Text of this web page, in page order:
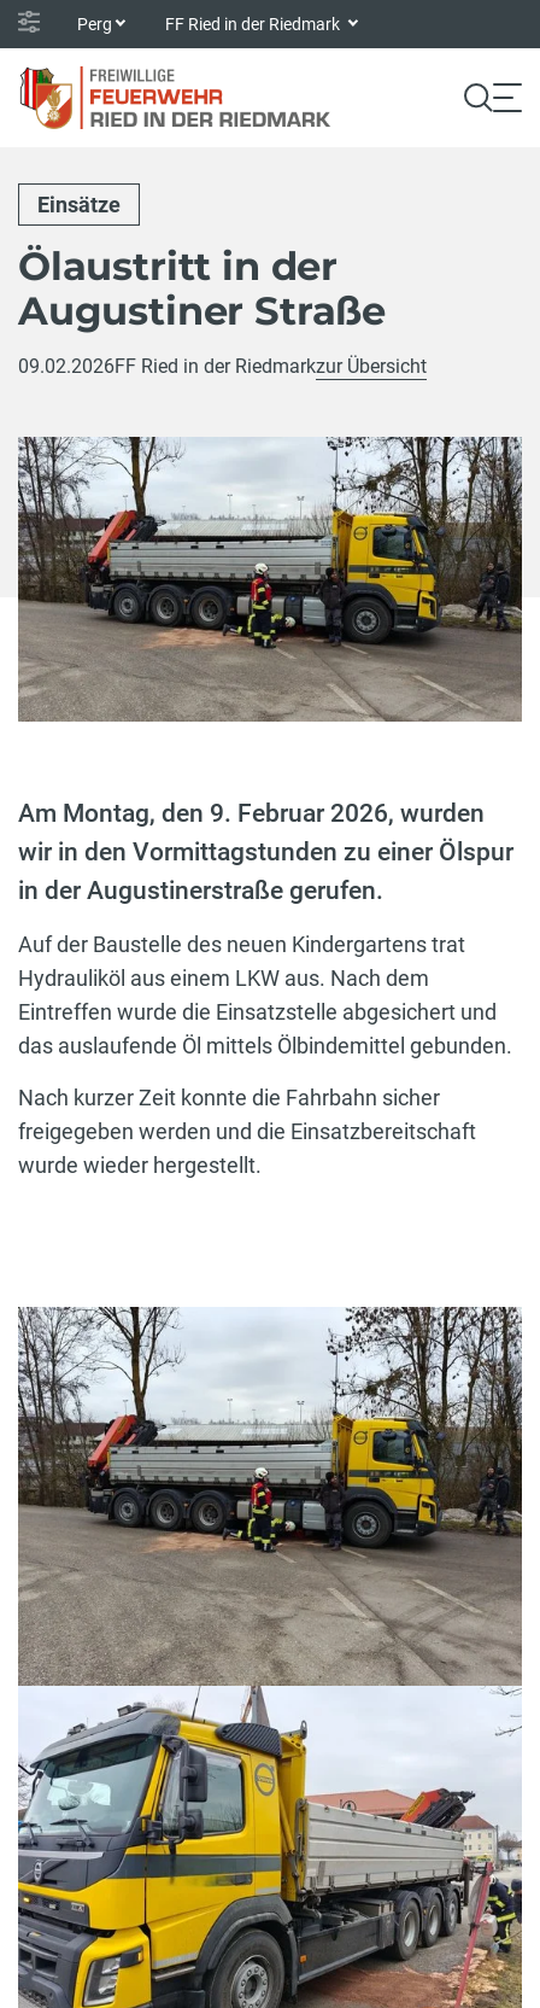
Perg FF Ried in der Riedmark
Einsätze
Ölaustritt in der
Augustiner Straße
09.02.2026FF Ried in der Riedmarkzur Übersicht
Am Montag, den 9. Februar 2026, wurden
wir in den Vormittagstunden zu einer Ölspur
in der Augustinerstraße gerufen.
Auf der Baustelle des neuen Kindergartens trat
Hydrauliköl aus einem LKW aus. Nach dem
Eintreffen wurde die Einsatzstelle abgesichert und
das auslaufende Öl mittels Ölbindemittel gebunden.
Nach kurzer Zeit konnte die Fahrbahn sicher
freigegeben werden und die Einsatzbereitschaft
wurde wieder hergestellt.